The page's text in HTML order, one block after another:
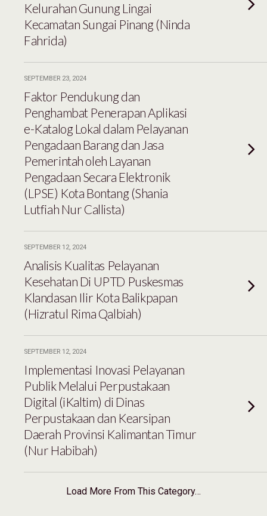
Kelurahan Gunung Lingai
Kecamatan Sungai Pinang (Ninda
Fahrida)
SEPTEMBER 23, 2024
Faktor Pendukung dan
Penghambat Penerapan Aplikasi
e-Katalog Lokal dalam Pelayanan
Pengadaan Barang dan Jasa
Pemerintah oleh Layanan
Pengadaan Secara Elektronik
(LPSE) Kota Bontang (Shania
Lutfiah Nur Callista)
SEPTEMBER 12, 2024
Analisis Kualitas Pelayanan
Kesehatan Di UPTD Puskesmas
Klandasan Ilir Kota Balikpapan
(Hizratul Rima Qalbiah)
SEPTEMBER 12, 2024
Implementasi Inovasi Pelayanan
Publik Melalui Perpustakaan
Digital (iKaltim) di Dinas
Perpustakaan dan Kearsipan
Daerah Provinsi Kalimantan Timur
(Nur Habibah)
Load More From This Category…